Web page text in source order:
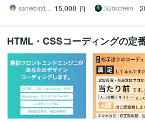
samebutdiffer 15,000 円
Subscreen
HTML・CSSコーディングの定